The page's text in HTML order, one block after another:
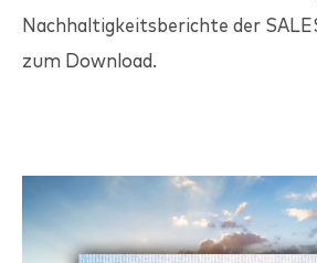
Nachhaltigkeitsberichte der
zum Download.